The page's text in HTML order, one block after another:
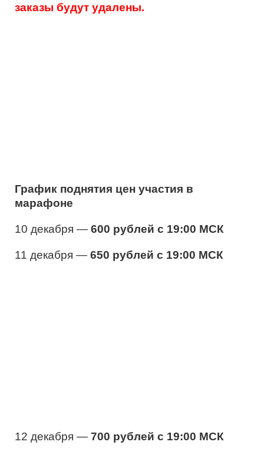
заказы будут удалены.
График поднятия цен участия в
марафоне
10 декабря — 600 рублей с 19:00 МСК
11 декабря — 650 рублей с 19:00 МСК
12 декабря — 700 рублей с 19:00 МСК